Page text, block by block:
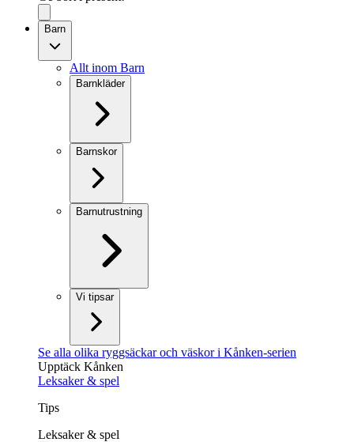
Barn
Allt inom Barn
Barnkläder
Barnskor
Barnutrustning
Vi tipsar
Se alla olika ryggsäckar och väskor i Kånken-serien
Upptäck Kånken
Leksaker & spel
Tips
Leksaker & spel